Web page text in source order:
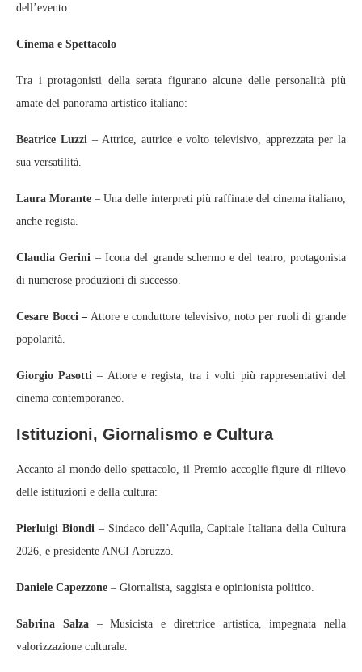
dell’evento.
Cinema e Spettacolo
Tra i protagonisti della serata figurano alcune delle personalità più
amate del panorama artistico italiano:
Beatrice Luzzi – Attrice, autrice e volto televisivo, apprezzata per la
sua versatilità.
Laura Morante – Una delle interpreti più raffinate del cinema italiano,
anche regista.
Claudia Gerini – Icona del grande schermo e del teatro, protagonista
di numerose produzioni di successo.
Cesare Bocci – Attore e conduttore televisivo, noto per ruoli di grande
popolarità.
Giorgio Pasotti – Attore e regista, tra i volti più rappresentativi del
cinema contemporaneo.
Istituzioni, Giornalismo e Cultura
Accanto al mondo dello spettacolo, il Premio accoglie figure di rilievo
delle istituzioni e della cultura:
Pierluigi Biondi – Sindaco dell’Aquila, Capitale Italiana della Cultura
2026, e presidente ANCI Abruzzo.
Daniele Capezzone – Giornalista, saggista e opinionista politico.
Sabrina Salza– Musicista e direttrice artistica, impegnata nella
valorizzazione culturale.